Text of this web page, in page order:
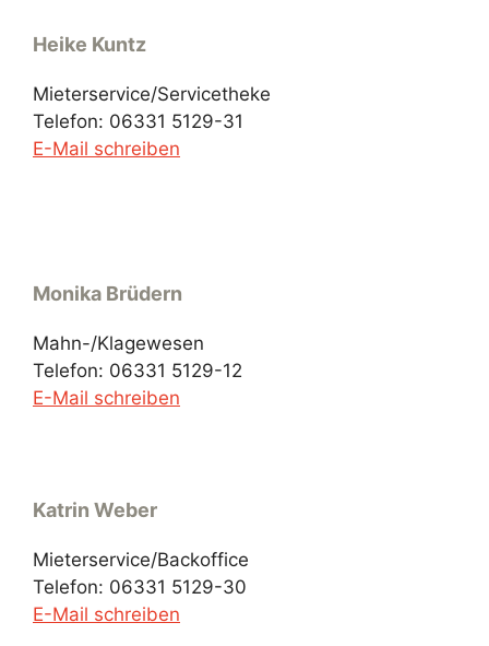
Heike Kuntz
Mieterservice/Servicetheke
Telefon: 06331 5129-31
E-Mail schreiben
Monika Brüdern
Mahn-/Klagewesen
Telefon: 06331 5129-12
E-Mail schreiben
Katrin Weber
Mieterservice/Backoffice
Telefon: 06331 5129-30
E-Mail schreiben